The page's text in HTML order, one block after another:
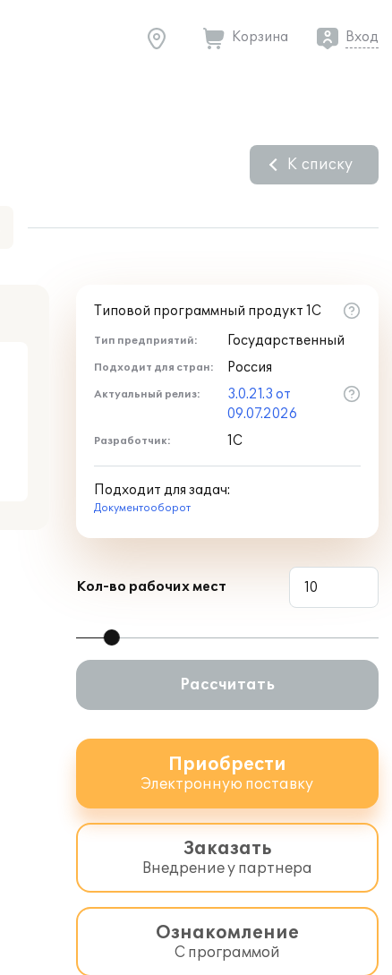
Корзина Вход
К списку
Типовой программный продукт 1С
Тип предприятий: Государственный
Подходит для стран: Россия
Актуальный релиз:
3.0.21.3 от
09.07.2026
Разработчик: 1С
Подходит для задач:
Документооборот
Кол-во рабочих мест
Рассчитать
Приобрести
Электронную поставку
Заказать
Внедрение у партнера
Ознакомление
С программой